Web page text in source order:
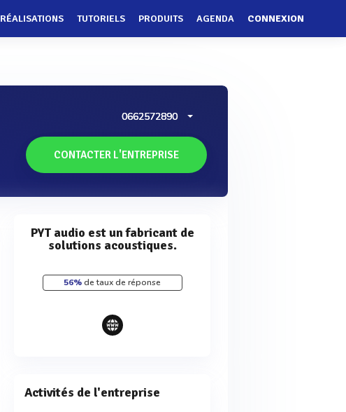
RÉALISATIONS TUTORIELS PRODUITS AGENDA CONNEXION
0662572890
CONTACTER L'ENTREPRISE
PYT audio est un fabricant de
solutions acoustiques.
56%de taux de réponse
Activités de l'entreprise